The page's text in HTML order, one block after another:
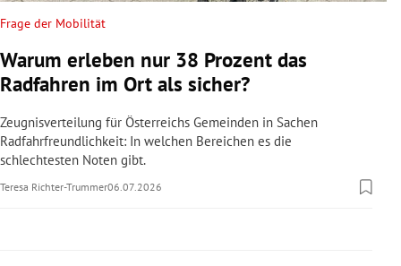
Untermenü
Untermenü
Untermenü
Untermenü
Frage der Mobilität
Warum erleben nur 38 Prozent das
Radfahren im Ort als sicher?
Zeugnisverteilung für Österreichs Gemeinden in Sachen
Radfahrfreundlichkeit: In welchen Bereichen es die
schlechtesten Noten gibt.
Teresa Richter-Trummer06.07.2026